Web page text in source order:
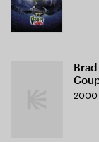
2000